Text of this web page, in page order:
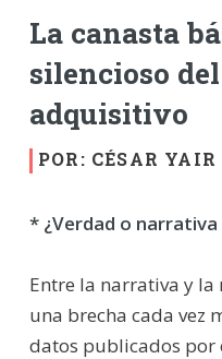
La canasta
silencioso
adquisitivo
POR: CÉSAR
* ¿Verdad o
Entre la narrativa y
una brecha cada vez
datos publicados por